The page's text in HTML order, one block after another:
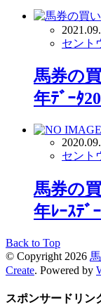
セント
馬券の
年ﾃﾞｰﾀ
セント
馬券の
年ﾚｰｽﾃﾞ
Back to Top
© Copyright 2026
Create. Powered by
スポンサードリン